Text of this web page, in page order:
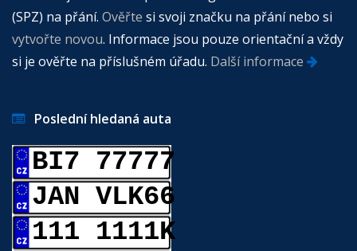
(SPZ) na přání. Ověřte si svoji značku na přání nebo si
vytvořte novou. Informace jsou pouze orientační a vždy
si je ověřte na příslušném úřadu. Další informace
Poslední hledaná auta
BI7 77777
JAN VLK66
111 1111K